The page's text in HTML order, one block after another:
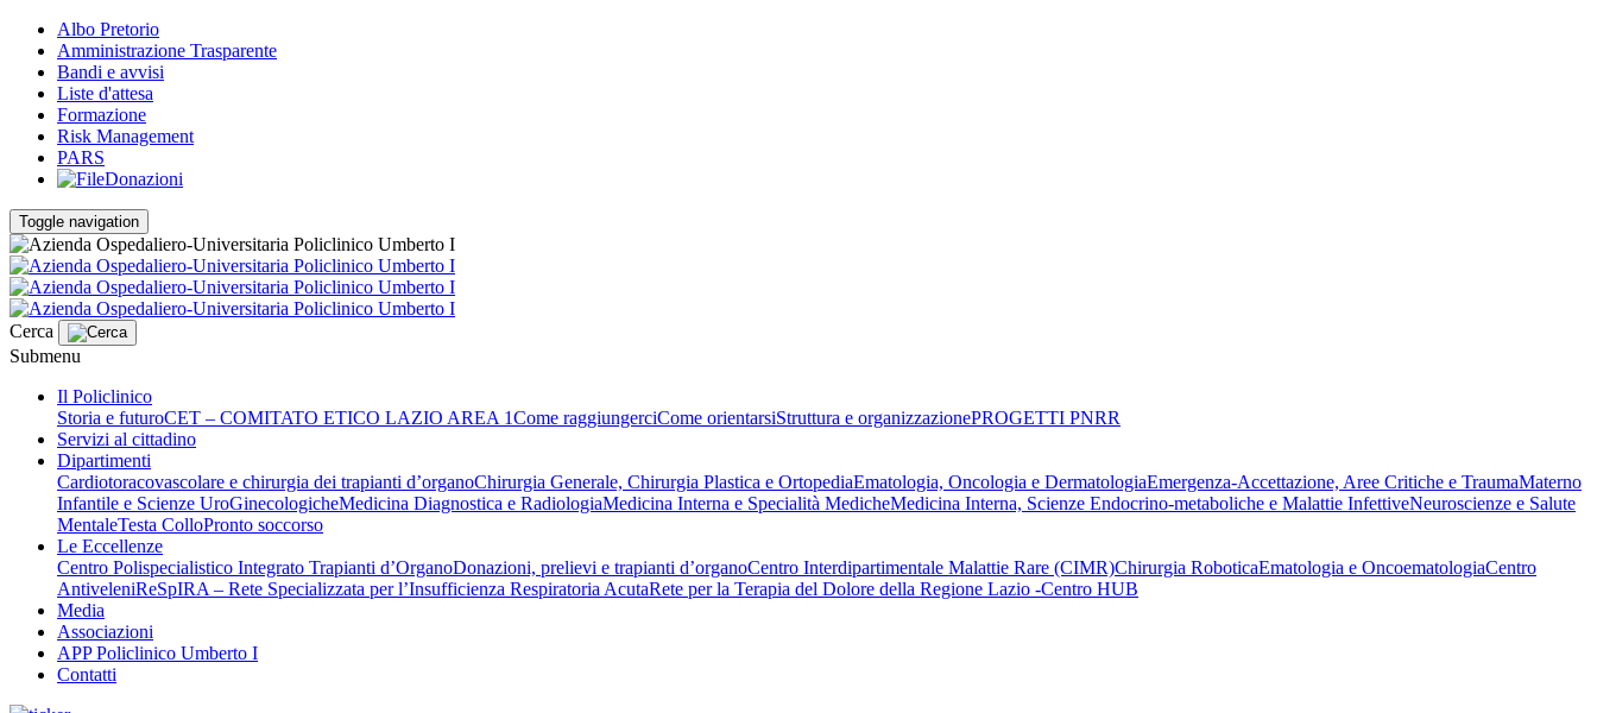
Albo Pretorio
Amministrazione Trasparente
Bandi e avvisi
Liste d'attesa
Formazione
Risk Management
PARS
Donazioni
Toggle navigation
Cerca
Submenu
Il Policlinico
Storia e futuroCET – COMITATO ETICO LAZIO AREA 1Come raggiungerciCome orientarsiStruttura e organizzazionePROGETTI PNRR
Servizi al cittadino
Dipartimenti
Cardiotoracovascolare e chirurgia dei trapianti d’organoChirurgia Generale, Chirurgia Plastica e OrtopediaEmatologia, Oncologia e DermatologiaEmergenza-Accettazione, Aree Critiche e TraumaMaterno
Infantile e Scienze UroGinecologicheMedicina Diagnostica e RadiologiaMedicina Interna e Specialità MedicheMedicina Interna, Scienze Endocrino-metaboliche e Malattie InfettiveNeuroscienze e Salute
MentaleTesta ColloPronto soccorso
Le Eccellenze
Centro Polispecialistico Integrato Trapianti d’OrganoDonazioni, prelievi e trapianti d’organoCentro Interdipartimentale Malattie Rare (CIMR)Chirurgia RoboticaEmatologia e OncoematologiaCentro
AntiveleniReSpIRA – Rete Specializzata per l’Insufficienza Respiratoria AcutaRete per la Terapia del Dolore della Regione Lazio -Centro HUB
Media
Associazioni
APP Policlinico Umberto I
Contatti